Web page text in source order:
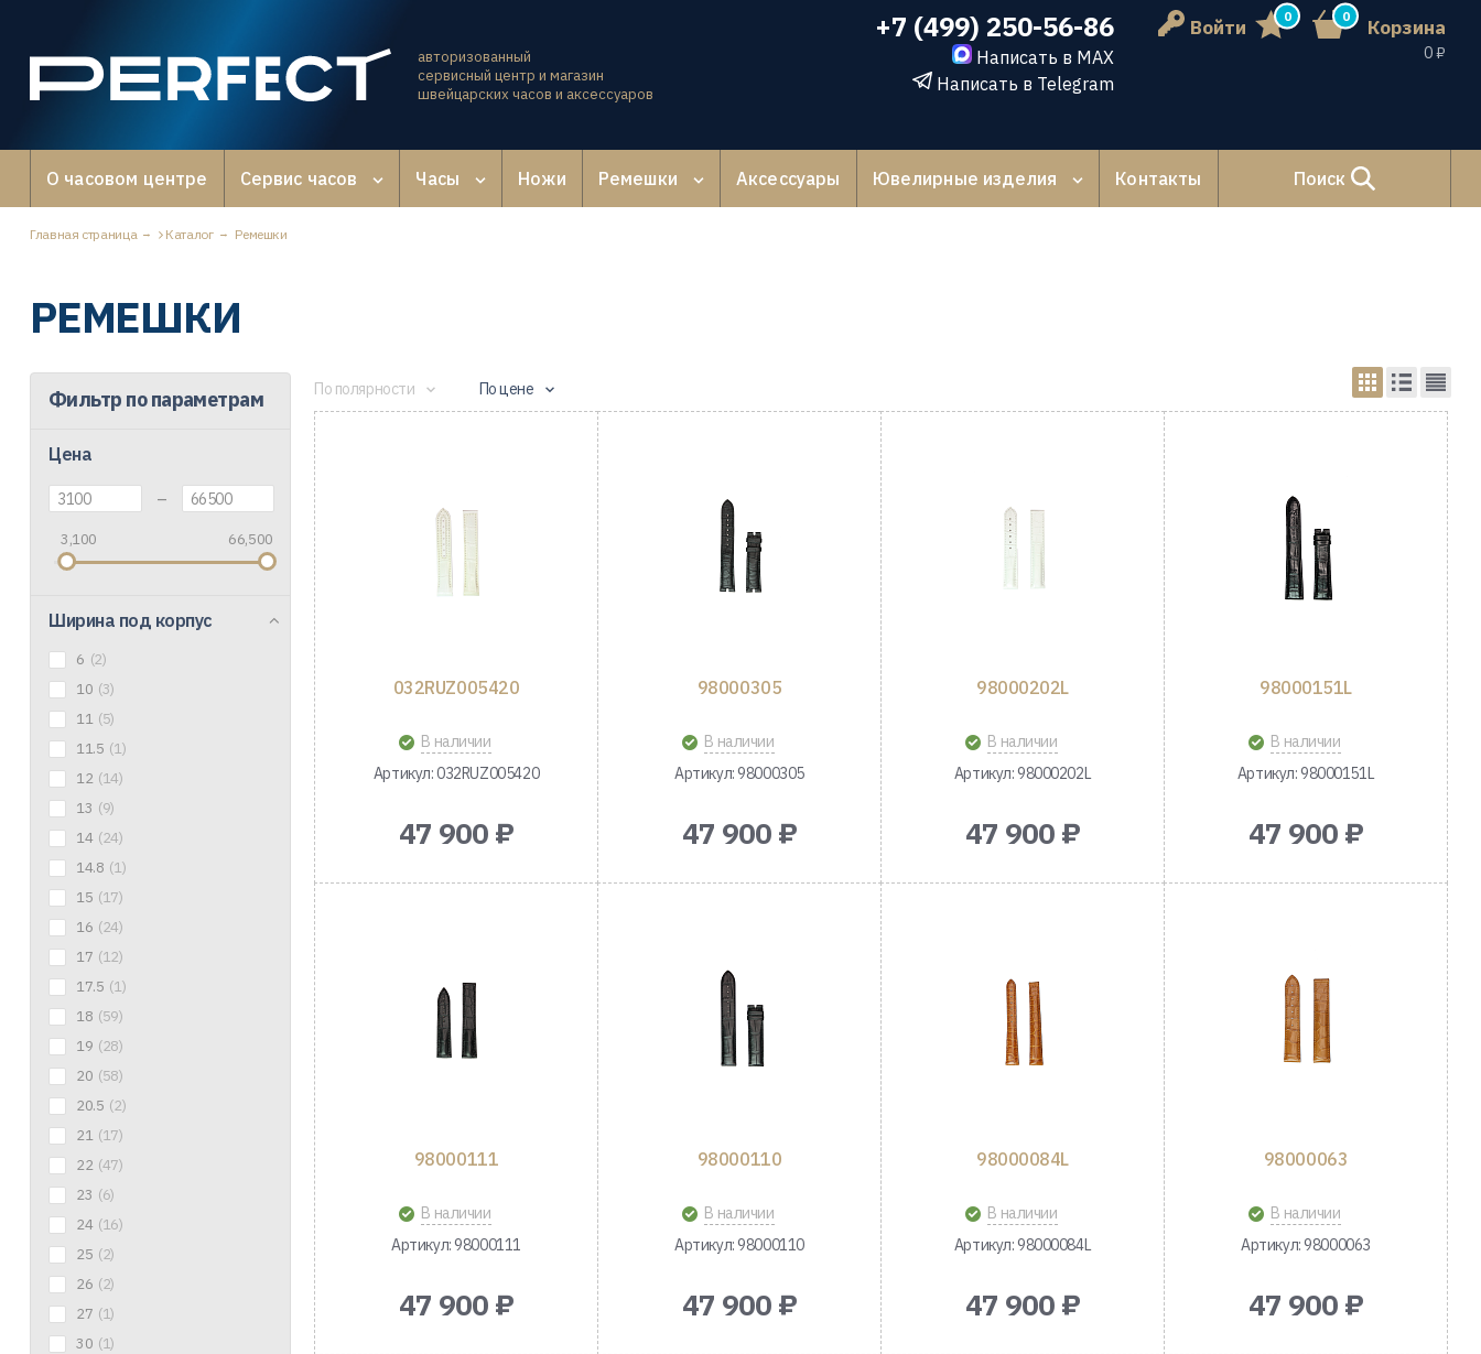
авторизованный
сервисный центр и магазин
швейцарских часов и аксессуаров
+7 (499) 250-56-86
Написать в MAX
Написать в Telegram
Войти 0 0 Корзина
0 ₽
О часовом центре Сервис часов Часы Ножи Ремешки Аксессуары Ювелирные изделия Контакты Поиск
Главная страница Каталог Ремешки
РЕМЕШКИ
Фильтр по параметрам
Цена
–
3,100 66,500
Ширина под корпус
6 (2)
10 (3)
11 (5)
11.5 (1)
12 (14)
13 (9)
14 (24)
14.8 (1)
15 (17)
16 (24)
17 (12)
17.5 (1)
18 (59)
19 (28)
20 (58)
20.5 (2)
21 (17)
22 (47)
23 (6)
24 (16)
25 (2)
26 (2)
27 (1)
30 (1)
По полярности По цене
032RUZ005420
В наличии
Артикул: 032RUZ005420
47 900 ₽
98000305
В наличии
Артикул: 98000305
47 900 ₽
98000202L
В наличии
Артикул: 98000202L
47 900 ₽
98000151L
В наличии
Артикул: 98000151L
47 900 ₽
98000111
В наличии
Артикул: 98000111
47 900 ₽
98000110
В наличии
Артикул: 98000110
47 900 ₽
98000084L
В наличии
Артикул: 98000084L
47 900 ₽
98000063
В наличии
Артикул: 98000063
47 900 ₽